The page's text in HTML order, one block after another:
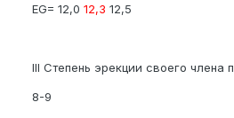
EG= 12,0 12,3 12,5
III Степень эрекции своего члена
8-9